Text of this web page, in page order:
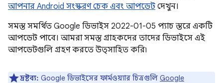
আপনার Android সংস্করণ চেক এবং আপডেট দেখুন।
সমস্ত সমর্থিত Google ডিভাইস 2022-01-05 প্যাচ স্তরে একটি
আপডেট পাবে। আমরা সমস্ত গ্রাহকদের তাদের ডিভাইসে এই
আপডেটগুলি গ্রহণ করতে উত্সাহিত করি৷
দ্রষ্টব্য: Google ডিভাইসের ফার্মওয়্যার চিত্রগুলি Google